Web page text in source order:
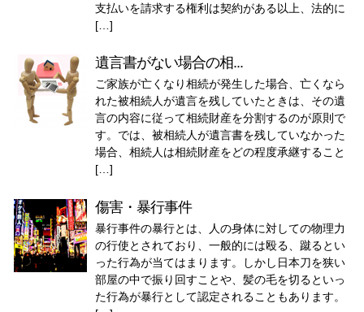
支払いを請求する権利は契約がある以上、法的に
[…]
遺言書がない場合の相...
ご家族が亡くなり相続が発生した場合、亡くなら
れた被相続人が遺言を残していたときは、その遺
言の内容に従って相続財産を分割するのが原則で
す。では、被相続人が遺言書を残していなかった
場合、相続人は相続財産をどの程度承継すること
[…]
傷害・暴行事件
暴行事件の暴行とは、人の身体に対しての物理力
の行使とされており、一般的には殴る、蹴るとい
った行為が当てはまります。しかし日本刀を狭い
部屋の中で振り回すことや、髪の毛を切るといっ
た行為が暴行として認定されることもあります。